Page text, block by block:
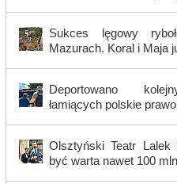
Sukces lęgowy
Mazurach. Koral i Maja
Deportowano
łamiących polskie prawo
Olsztyński Teatr
być warta nawet 100 mln